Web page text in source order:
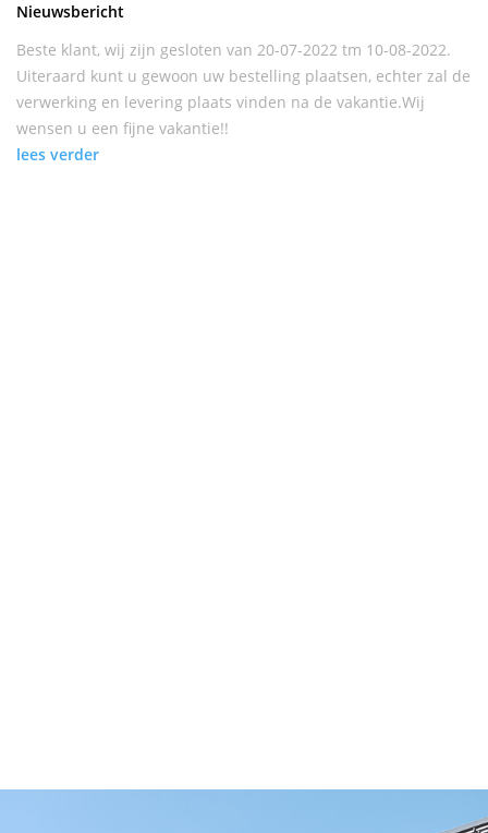
Nieuwsbericht
Beste klant, wij zijn gesloten van 20-07-2022 tm 10-08-2022.
Uiteraard kunt u gewoon uw bestelling plaatsen, echter zal de
verwerking en levering plaats vinden na de vakantie.Wij
wensen u een fijne vakantie!!
lees verder